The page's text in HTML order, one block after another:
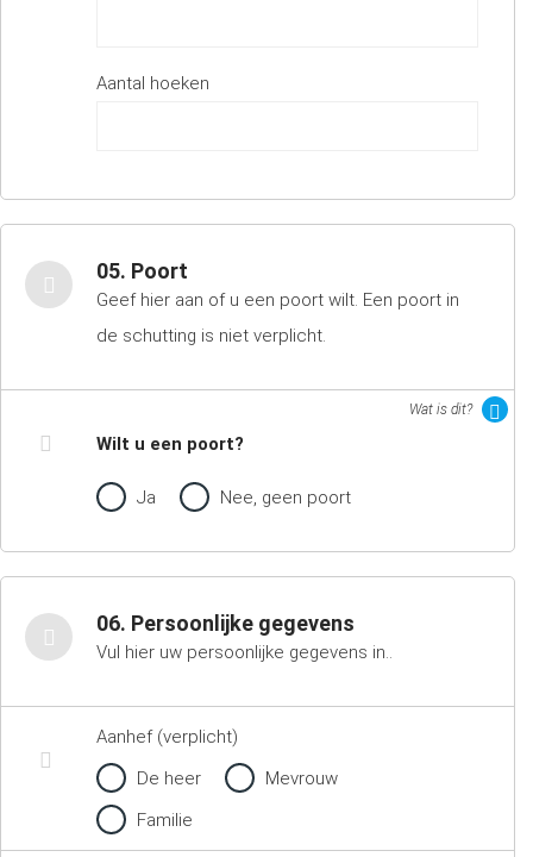
Aantal hoeken
05. Poort
Geef hier aan of u een poort wilt. Een poort in
de schutting is niet verplicht.
Wat is dit?
Wilt u een poort?
Ja Nee, geen poort
06. Persoonlijke gegevens
Vul hier uw persoonlijke gegevens in..
Aanhef (verplicht)
De heer
Mevrouw
Familie